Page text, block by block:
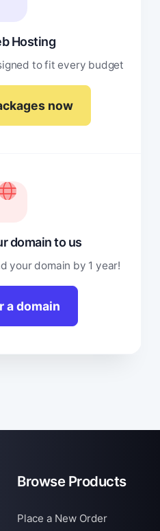
Hosting
to fit every budget
now
domain to us
your domain by 1 year!
a domain
Browse Products
Place a New Order